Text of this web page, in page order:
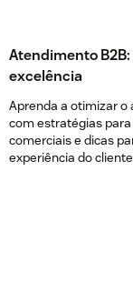
Atendimento
excelência
Aprenda a otimizar o
com estratégias
comerciais e dicas
experiência do